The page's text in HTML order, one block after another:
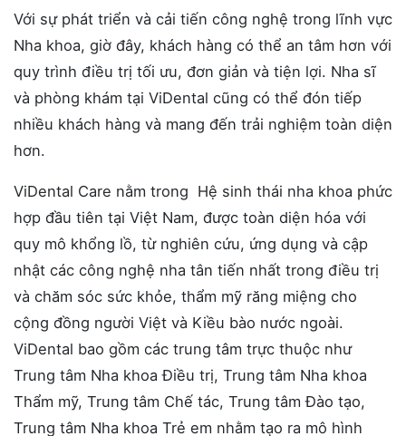
Với sự phát triển và cải tiến công nghệ trong lĩnh vực
Nha khoa, giờ đây, khách hàng có thể an tâm hơn với
quy trình điều trị tối ưu, đơn giản và tiện lợi. Nha sĩ
và phòng khám tại ViDental cũng có thể đón tiếp
nhiều khách hàng và mang đến trải nghiệm toàn diện
hơn.
ViDental Care nằm trong Hệ sinh thái nha khoa phức
hợp đầu tiên tại Việt Nam, được toàn diện hóa với
quy mô khổng lồ, từ nghiên cứu, ứng dụng và cập
nhật các công nghệ nha tân tiến nhất trong điều trị
và chăm sóc sức khỏe, thẩm mỹ răng miệng cho
cộng đồng người Việt và Kiều bào nước ngoài.
ViDental bao gồm các trung tâm trực thuộc như
Trung tâm Nha khoa Điều trị, Trung tâm Nha khoa
Thẩm mỹ, Trung tâm Chế tác, Trung tâm Đào tạo,
Trung tâm Nha khoa Trẻ em nhằm tạo ra mô hình